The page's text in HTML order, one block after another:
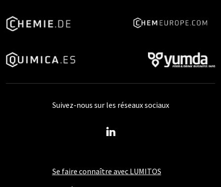
Se faire connaître avec LUMITOS
Suivez-nous sur les réseaux sociaux